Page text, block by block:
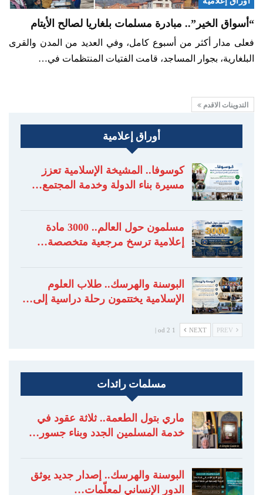
“أسواق الخير”.. مبادرة مسلمات بلغاريا لصالح الأيتام
فعلى مدار أكثر من أسبوع كامل، وفي العديد من المدن والقرى
البلغارية، بجوار المساجد، قامت الفتيات المنتظمات في…
التدوينات الاقدم
أوراق إعلامية
كوسوفا.. المشيخة الإسلامية تعزز
مسيرة بناء الدولة وخدمة المجتمع…
مسلمون حول العالم.. 3000 مادة
إعلامية ترسخ مرجعية متخصصة…
البوسنة والهرسك.. طلاب العلوم
الإسلامية يختتمون رحلة دراسية إلى…
NEXT
1 od 2 |
مسلمات رائدات
ماري بتول الطعمة.. ثلاثة عقود في
خدمة المسلمين الجدد وبناء جسور…
البوسنة والهرسك.. إصدار جديد يوثق
الدور الإنساني لمعلّمات…